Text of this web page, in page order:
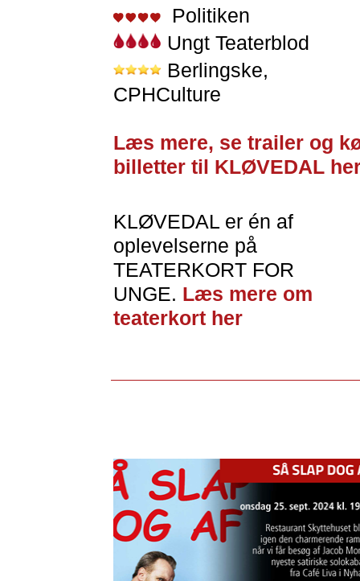
Politiken
Ungt Teaterblod
Berlingske,
CPHCulture
Læs mere, se trailer og
billetter til KLØVEDAL
KLØVEDAL er én af
oplevelserne på
TEATERKORT FOR
UNGE. Læs mere om
teaterkort her